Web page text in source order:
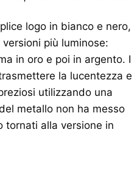
logo in bianco e nero,
più luminose:
in oro e poi in argento. I
la lucentezza e
utilizzando una
metallo non ha messo
tornati alla versione in